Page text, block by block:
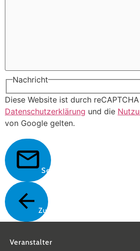
Nachricht
Diese Website ist durch
Datenschutzerklärung und die
von Google gelten.
Senden
Zurück
Veranstalter